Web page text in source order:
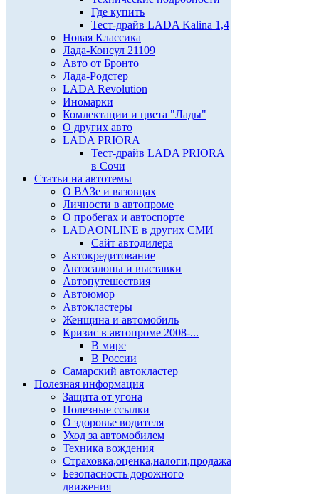
Где купить
Тест-драйв LADA Kalina 1,4
Новая Классика
Лада-Консул 21109
Авто от Бронто
Лада-Родстер
LADA Revolution
Иномарки
Комлектации и цвета "Лады"
О других авто
LADA PRIORA
Тест-драйв LADA PRIORA
в Сочи
Статьи на автотемы
О ВАЗе и вазовцах
Личности в автопроме
О пробегах и автоспорте
LADAONLINE в других СМИ
Сайт автодилера
Автокредитование
Автосалоны и выставки
Автопутешествия
Автоюмор
Автокластеры
Женщина и автомобиль
Кризис в автопроме 2008-...
В мире
В России
Самарский автокластер
Полезная информация
Защита от угона
Полезные ссылки
О здоровье водителя
Уход за автомобилем
Техника вождения
Страховка,оценка,налоги,продажа
Безопасность дорожного
движения